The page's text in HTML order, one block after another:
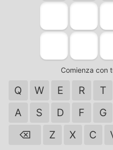
Comienza con
Q W E R T
A
S D F G
⌫
Z X C